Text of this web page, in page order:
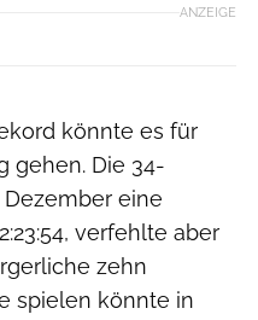
ANZEIGE
könnte es für
gehen. Die 34-
eine
verfehlte aber
zehn
spielen könnte in